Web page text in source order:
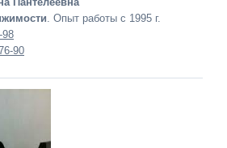
. Опыт работы с 1995 г.
98
90